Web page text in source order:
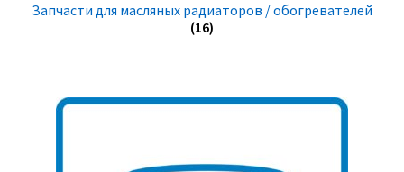
Запчасти для масляных радиаторов / обогревателей
(16)